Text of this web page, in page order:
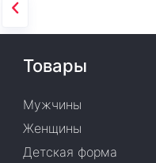
Товары
Мужчины
Женщины
Детская форма